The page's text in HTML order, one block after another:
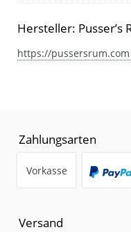
Hersteller: Pusser’s
https://
Zahlungsarten
Vorkasse
Versand